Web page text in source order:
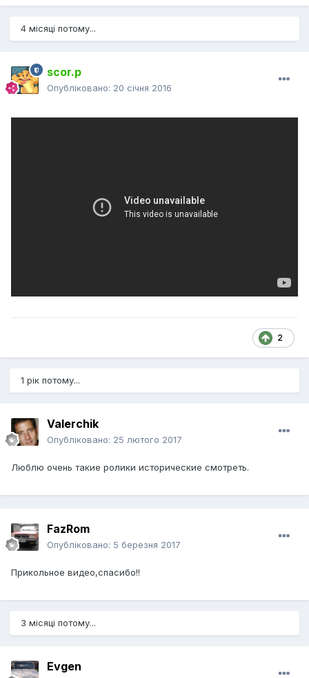
4 місяці потому...
scor.p
Опубліковано: 20 січня 2016
2
1 рік потому...
Valerchik
Опубліковано: 25 лютого 2017
Люблю очень такие ролики исторические смотреть.
FazRom
Опубліковано: 5 березня 2017
Прикольное видео,спасибо!!
3 місяці потому...
Evgen